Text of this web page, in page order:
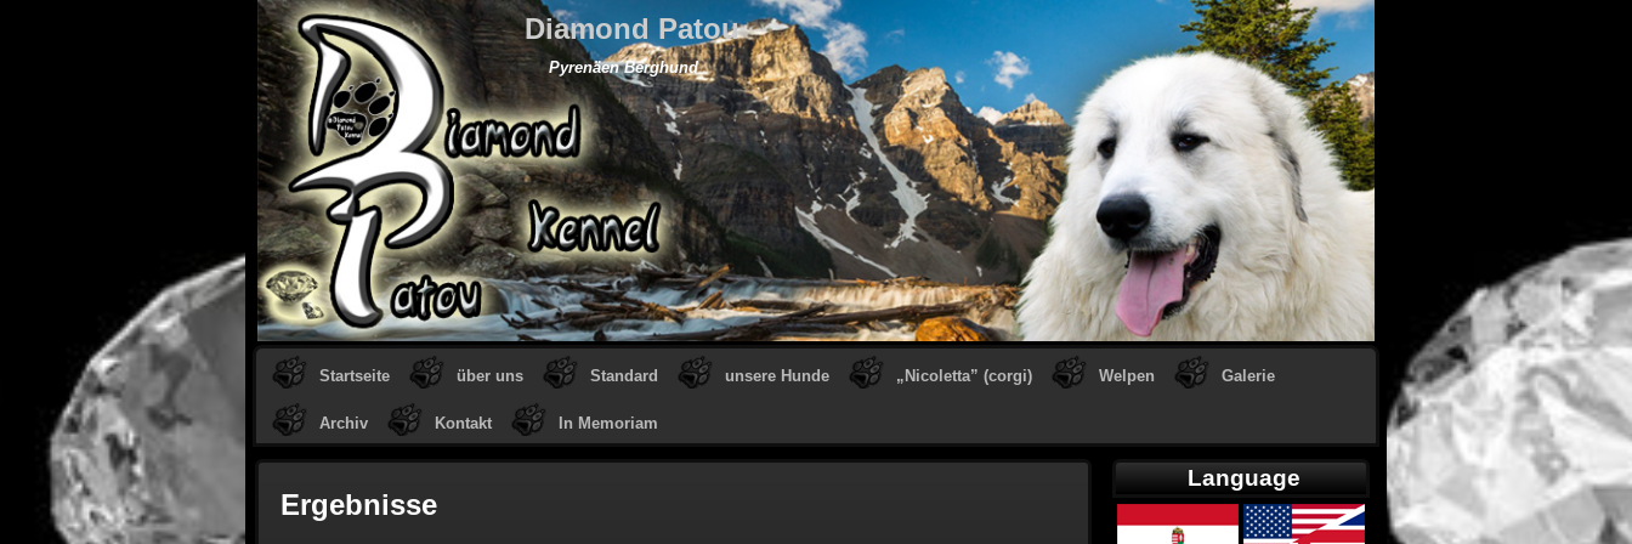
Diamond Patou
Pyrenäen Berghund
Startseite über uns Standard unsere Hunde „Nicoletta” (corgi) Welpen Galerie
Archiv Kontakt In Memoriam
Ergebnisse
Language